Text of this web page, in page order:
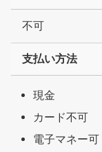
不可
支払い方法
現金
カード不可
電子マネー可